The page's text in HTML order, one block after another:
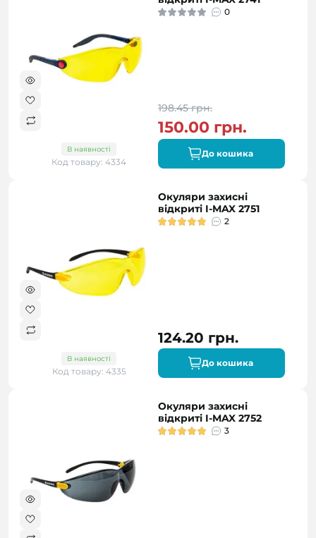
В наявності
Код товару: 4334
0
198.45 грн.
150.00 грн.
До кошика
В наявності
Код товару: 4335
Окуляри захисні
відкриті I-MAX 2751
2
124.20 грн.
До кошика
Окуляри захисні
відкриті I-MAX 2752
3